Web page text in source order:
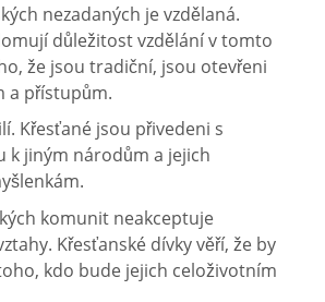
nezadaných je vzdělaná.
důležitost vzdělání v tomto
že jsou tradiční, jsou otevřeni
a přístupům.
Křesťané jsou přivedeni s
k jiným národům a jejich
komunit neakceptuje
Křesťanské dívky věří, že by
kdo bude jejich celoživotním